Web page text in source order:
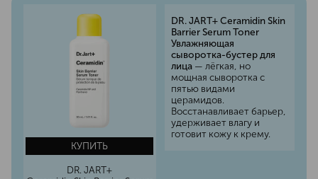
КУПИТЬ
DR. JART+
DR. JART+ Ceramidin Skin
Barrier Serum Toner
Увлажняющая
сыворотка-бустер для
лица— лёгкая, но
мощная сыворотка с
пятью видами
церамидов.
Восстанавливает барьер,
удерживает влагу и
готовит кожу к крему.